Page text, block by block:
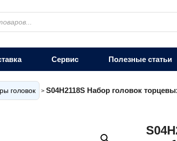
Сервис Полезные статьи
головок > S04H2118S Набор головок